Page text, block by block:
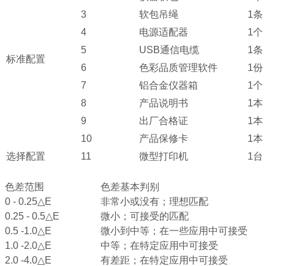
标准配置
3
软包吊绳
1条
4
电源适配器
1个
5
USB通信电缆
1条
6
色彩品质管理软件
1份
7
铝合金仪器箱
1个
8
产品说明书
1本
9
出厂合格证
1本
10
产品保修卡
1本
选择配置
11 微型打印机 1台
色差范围
色差基本判别
0 - 0.25△E
非常小或没有；理想匹配
0.25 - 0.5△E
微小；可接受的匹配
0.5 -1.0△E
微小到中等；在一些应用中可接受
1.0 -2.0△E
中等；在特定应用中可接受
2.0 -4.0△E
有差距；在特定应用中可接受